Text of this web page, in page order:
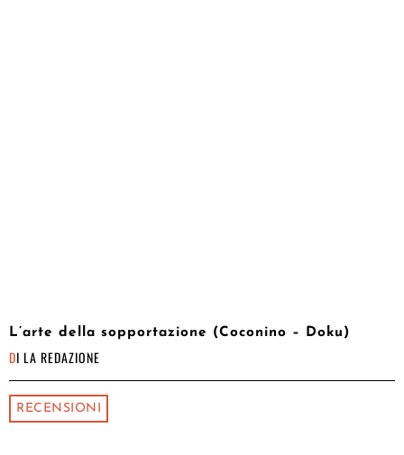
L’arte della sopportazione (Coconino – Doku)
DI LA REDAZIONE
RECENSIONI